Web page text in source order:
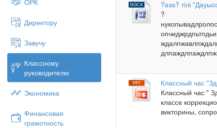
ОРК
Директору
Завучу
Классному
руководителю
Экономика
Финансовая
грамотность
?аза? тілі
?
Классный час
Классный час "
классе
викторины,